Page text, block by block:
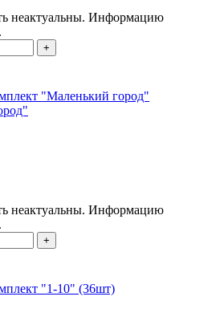
неактуальны. Информацию
+
неактуальны. Информацию
+